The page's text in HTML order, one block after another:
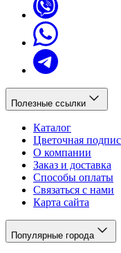
Полезные ссылки
Каталог
Цветочная
О компании
Заказ и доставка
Способы оплаты
Связаться с нами
Карта сайта
Популярные города